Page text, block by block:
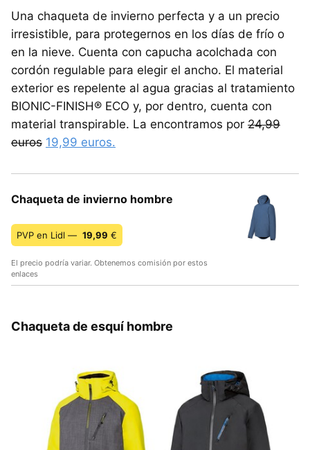
Una chaqueta de invierno perfecta y a un precio
irresistible, para protegernos en los días de frío o
en la nieve. Cuenta con capucha acolchada con
cordón regulable para elegir el ancho. El material
exterior es repelente al agua gracias al tratamiento
BIONIC-FINISH® ECO y, por dentro, cuenta con
material transpirable. La encontramos por 24,99
euros 19,99 euros.
Chaqueta de invierno hombre
PVP en Lidl — 19,99 €
El precio podría variar. Obtenemos comisión por estos
enlaces
Chaqueta de esquí hombre